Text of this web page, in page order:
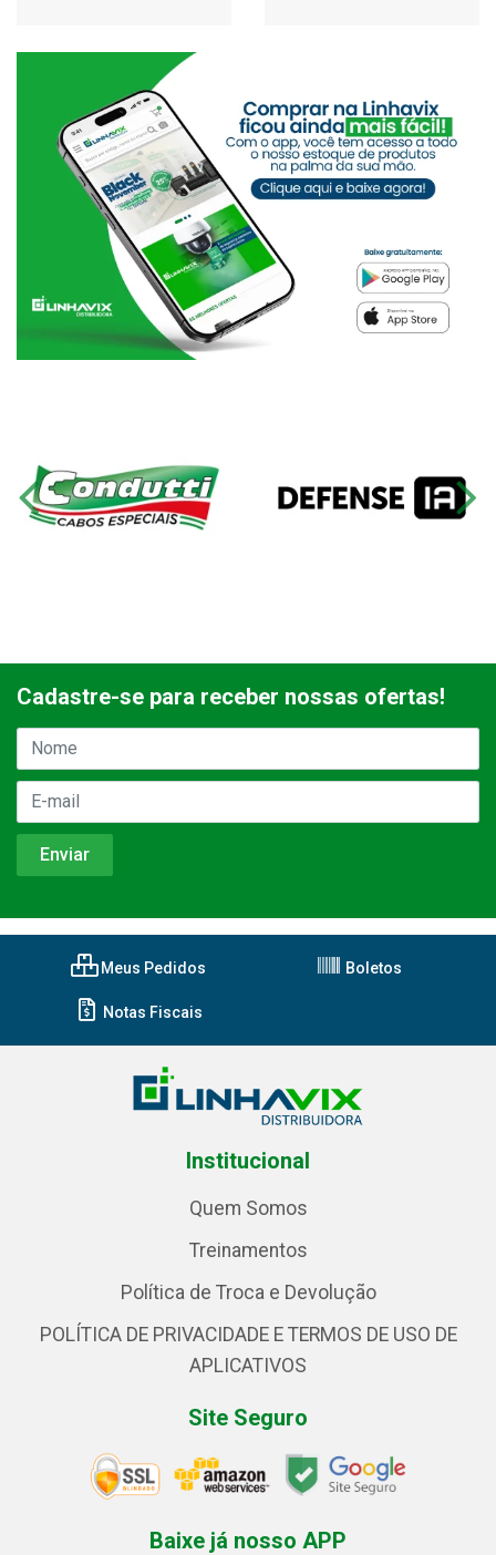
Cadastre-se para receber nossas ofertas!
Meus Pedidos Boletos
Notas Fiscais
Institucional
Quem Somos
Treinamentos
Política de Troca e Devolução
POLÍTICA DE PRIVACIDADE E TERMOS DE USO DE
APLICATIVOS
Site Seguro
Baixe já nosso APP